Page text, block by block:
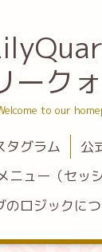
ーク
to our
タグラム 公
ュー（セッシ
のロジックに